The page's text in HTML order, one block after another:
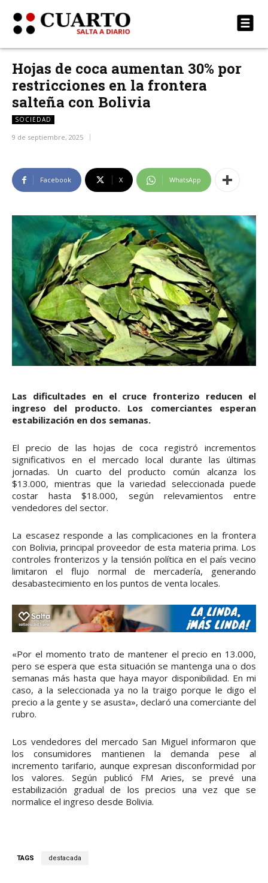
Hojas de coca aumentan 30% por
restricciones en la frontera
salteña con Bolivia
SOCIEDAD
9 de septiembre, 2025
Facebook X WhatsApp
Las dificultades en el cruce fronterizo reducen el
ingreso del producto. Los comerciantes esperan
estabilización en dos semanas.
El precio de las hojas de coca registró incrementos
significativos en el mercado local durante las últimas
jornadas. Un cuarto del producto común alcanza los
$13.000, mientras que la variedad seleccionada puede
costar hasta $18.000, según relevamientos entre
vendedores del sector.
La escasez responde a las complicaciones en la frontera
con Bolivia, principal proveedor de esta materia prima. Los
controles fronterizos y la tensión política en el país vecino
limitaron el flujo normal de mercadería, generando
desabastecimiento en los puntos de venta locales.
«Por el momento trato de mantener el precio en 13.000,
pero se espera que esta situación se mantenga una o dos
semanas más hasta que haya mayor disponibilidad. En mi
caso, a la seleccionada ya no la traigo porque le digo el
precio a la gente y se asusta», declaró una comerciante del
rubro.
Los vendedores del mercado San Miguel informaron que
los consumidores mantienen la demanda pese al
incremento tarifario, aunque expresan disconformidad por
los valores. Según publicó FM Aries, se prevé una
estabilización gradual de los precios una vez que se
normalice el ingreso desde Bolivia.
TAGS destacada